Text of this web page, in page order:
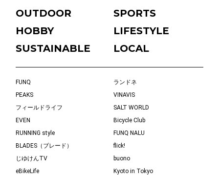
OUTDOOR
SPORTS
HOBBY
LIFESTYLE
SUSTAINABLE
LOCAL
FUNQ
ランドネ
PEAKS
VINAVIS
フィールドライフ
SALT WORLD
EVEN
Bicycle Club
RUNNING style
FUNQ NALU
BLADES（ブレード）
flick!
じゆけんTV
buono
eBikeLife
Kyoto in Tokyo